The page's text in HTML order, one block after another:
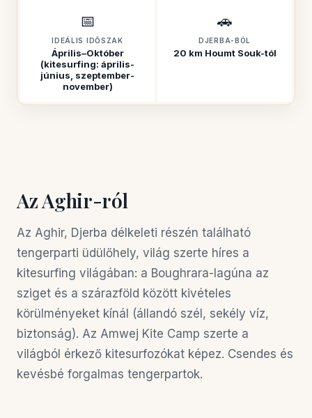
📅
IDEÁLIS IDŐSZAK
Április–Október
(kitesurfing: április-
június, szeptember-
november)
🚗
DJERBA-BÓL
20 km Houmt Souk-tól
Az Aghir-ról
Az Aghir, Djerba délkeleti részén található
tengerparti üdülőhely, világ szerte híres a
kitesurfing világában: a Boughrara-lagúna az
sziget és a szárazföld között kivételes
körülményeket kínál (állandó szél, sekély víz,
biztonság). Az Amwej Kite Camp szerte a
világból érkező kitesurfozókat képez. Csendes és
kevésbé forgalmas tengerpartok.